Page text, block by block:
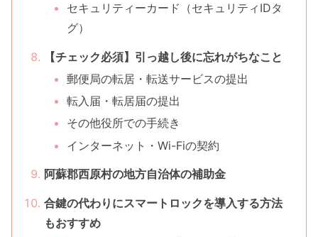
セキュリティーカード（セキュリティIDタ
グ）
【チェック必須】引っ越し後に忘れがちなこと
郵便局の転居・転送サービスの提出
転入届・転居届の提出
その他役所での手続き
インターネット・Wi-Fiの契約
阿蘇郡西原村の地方自治体の補助金
合鍵の代わりにスマートロックを導入する方法
もおすすめ